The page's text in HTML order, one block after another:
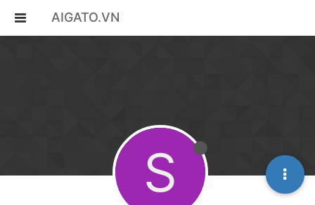
AIGATO.VN
S